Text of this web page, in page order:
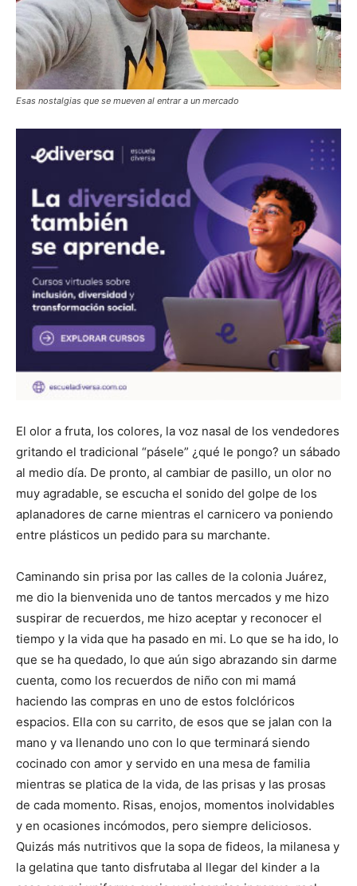
Esas nostalgias que se mueven al entrar a un mercado
El olor a fruta, los colores, la voz nasal de los vendedores
gritando el tradicional “pásele” ¿qué le pongo? un sábado
al medio día. De pronto, al cambiar de pasillo, un olor no
muy agradable, se escucha el sonido del golpe de los
aplanadores de carne mientras el carnicero va poniendo
entre plásticos un pedido para su marchante.
Caminando sin prisa por las calles de la colonia Juárez,
me dio la bienvenida uno de tantos mercados y me hizo
suspirar de recuerdos, me hizo aceptar y reconocer el
tiempo y la vida que ha pasado en mi. Lo que se ha ido, lo
que se ha quedado, lo que aún sigo abrazando sin darme
cuenta, como los recuerdos de niño con mi mamá
haciendo las compras en uno de estos folclóricos
espacios. Ella con su carrito, de esos que se jalan con la
mano y va llenando uno con lo que terminará siendo
cocinado con amor y servido en una mesa de familia
mientras se platica de la vida, de las prisas y las prosas
de cada momento. Risas, enojos, momentos inolvidables
y en ocasiones incómodos, pero siempre deliciosos.
Quizás más nutritivos que la sopa de fideos, la milanesa y
la gelatina que tanto disfrutaba al llegar del kinder a la